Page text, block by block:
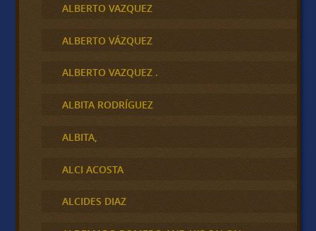
ALBERTO VAZQUEZ
ALBERTO VÁZQUEZ
ALBERTO VAZQUEZ .
ALBITA RODRÍGUEZ
ALBITA,
ALCI ACOSTA
ALCIDES DIAZ